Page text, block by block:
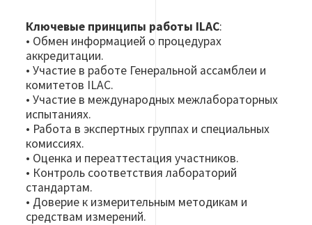
Ключевые принципы работы ILAC:
• Обмен информацией о процедурах
аккредитации.
• Участие в работе Генеральной ассамблеи и
комитетов ILAC.
• Участие в международных межлабораторных
испытаниях.
• Работа в экспертных группах и специальных
комиссиях.
• Оценка и переаттестация участников.
• Контроль соответствия лабораторий
стандартам.
• Доверие к измерительным методикам и
средствам измерений.